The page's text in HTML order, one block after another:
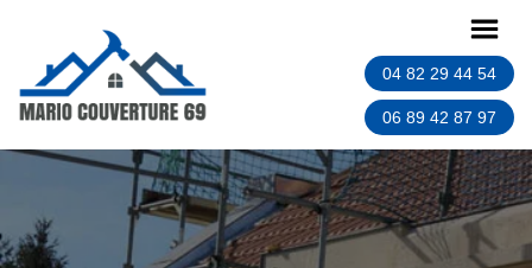
04 82 29 44 54
06 89 42 87 97